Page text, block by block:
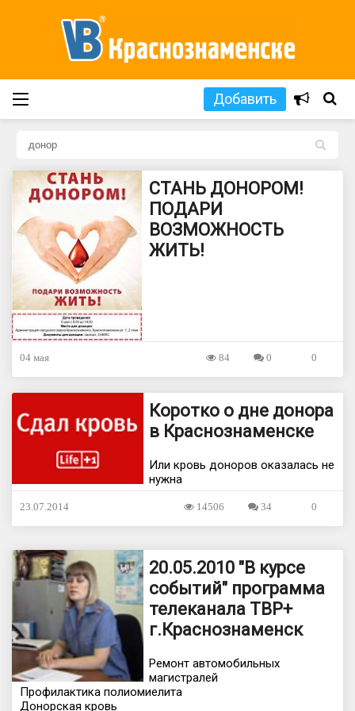
Добавить
L
СТАНЬ ДОНОРОМ!
ПОДАРИ
ВОЗМОЖНОСТЬ
ЖИТЬ!
04 мая 0
0
84
Коротко о дне донора
в Краснознаменске
Или кровь доноров оказалась не
нужна
23.07.2014 0
34
14506
20.05.2010 "В курсе
событий" программа
телеканала ТВР+
г.Краснознаменск
Ремонт автомобильных
магистралей
Профилактика полиомиелита
Донорская кровь